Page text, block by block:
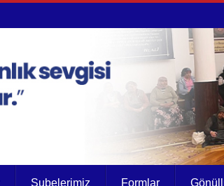
Şubelerimiz Formlar